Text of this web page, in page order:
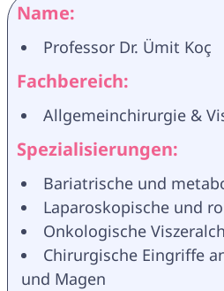
Name:
Professor Dr. Ümit Koç
Fachbereich:
Allgemeinchirurgie &
Spezialisierungen:
Bariatrische und
Laparoskopische und
Onkologische
Chirurgische Eingriffe
und Magen